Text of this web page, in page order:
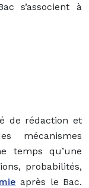
s’associent à
de rédaction et
mécanismes
temps qu’une
probabilités,
après le Bac.